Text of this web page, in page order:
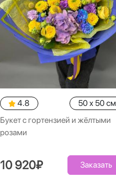
4.8
50 x 50 см
Букет с гортензией и жёлтыми
розами
10 920₽ Заказать